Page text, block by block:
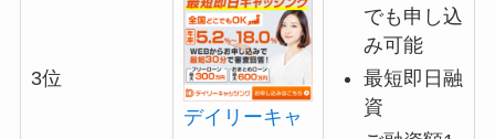
3位
デイリーキャ
でも申し込
み可能
最短即日融
資